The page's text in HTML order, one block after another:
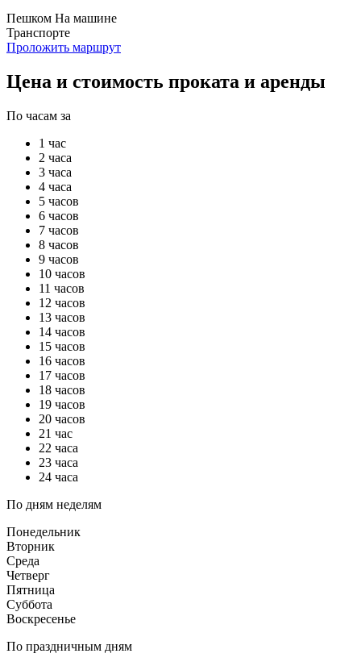
Пешком На машине
Транспорте
Проложить маршрут
Цена и стоимость проката и аренды
По часам за
1 час
2 часа
3 часа
4 часа
5 часов
6 часов
7 часов
8 часов
9 часов
10 часов
11 часов
12 часов
13 часов
14 часов
15 часов
16 часов
17 часов
18 часов
19 часов
20 часов
21 час
22 часа
23 часа
24 часа
По дням неделям
Понедельник
Вторник
Среда
Четверг
Пятница
Суббота
Воскресенье
По праздничным дням